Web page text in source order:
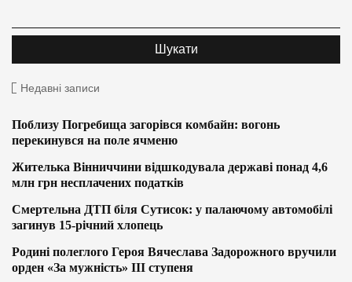
Недавні записи
Поблизу Погребища загорівся комбайн: вогонь
перекинувся на поле ячменю
Жителька Вінниччини відшкодувала державі понад 4,6
млн грн несплачених податків
Смертельна ДТП біля Сутисок: у палаючому автомобілі
загинув 15-річний хлопець
Родині полеглого Героя Вячеслава Задорожного вручили
орден «За мужність» ІІІ ступеня